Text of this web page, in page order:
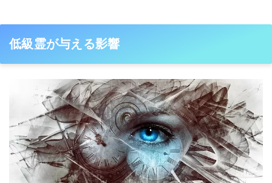
低級霊が与える影響